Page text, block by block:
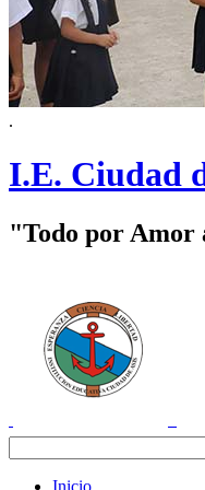
.
I.E. Ciudad
"Todo por Amor
Inicio